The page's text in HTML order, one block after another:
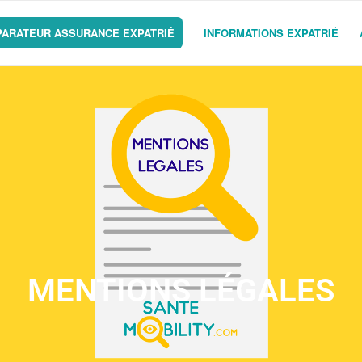
ASSURANCE EXPATRIÉ INFORMATIONS EXPATRIÉ
MENTIONS LÉGALES